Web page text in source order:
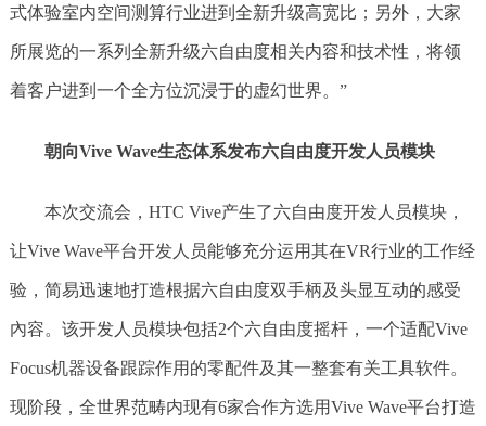
式体验室内空间测算行业进到全新升级高宽比；另外，大家
所展览的一系列全新升级六自由度相关内容和技术性，将领
着客户进到一个全方位沉浸于的虚幻世界。”
朝向Vive Wave生态体系发布六自由度开发人员模块
本次交流会，HTC Vive产生了六自由度开发人员模块，
让Vive Wave平台开发人员能够充分运用其在VR行业的工作经
验，简易迅速地打造根据六自由度双手柄及头显互动的感受
內容。该开发人员模块包括2个六自由度摇杆，一个适配Vive
Focus机器设备跟踪作用的零配件及其一整套有关工具软件。
现阶段，全世界范畴内现有6家合作方选用Vive Wave平台打造